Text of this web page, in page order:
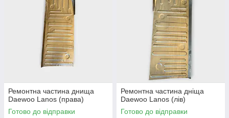
Ремонтна частина днища
Daewoo Lanos (права)
Готово до відправки
Ремонтна частина дніща
Daewoo Lanos (лів)
Готово до відправки